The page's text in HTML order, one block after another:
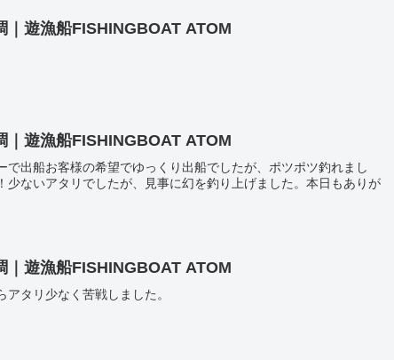
遊漁船FISHINGBOAT ATOM
遊漁船FISHINGBOAT ATOM
出船お客様の希望でゆっくり出船でしたが、ポツポツ釣れまし
少ないアタリでしたが、見事に幻を釣り上げました。本日もありが
遊漁船FISHINGBOAT ATOM
タリ少なく苦戦しました。